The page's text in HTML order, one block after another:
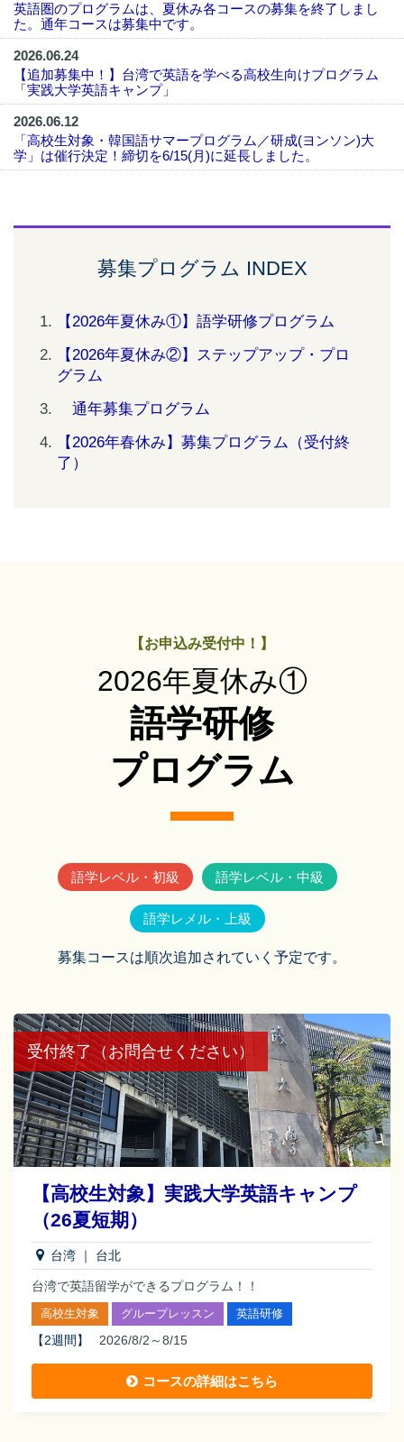
英語圏のプログラムは、夏休み各コースの募集を終了しまし
た。通年コースは募集中です。
2026.06.24
【追加募集中！】台湾で英語を学べる高校生向けプログラム
「実践大学英語キャンプ」
2026.06.12
「高校生対象・韓国語サマープログラム／研成(ヨンソン)大
学」は催行決定！締切を6/15(月)に延長しました。
募集プログラム INDEX
【2026年夏休み①】語学研修プログラム
【2026年夏休み②】ステップアップ・プロ
グラム
通年募集プログラム
【2026年春休み】募集プログラム（受付終
了）
【お申込み受付中！】
2026年夏休み①
語学研修
プログラム
語学レベル・初級 語学レベル・中級
語学レメル・上級
募集コースは順次追加されていく予定です。
受付終了（お問合せください）
【高校生対象】実践大学英語キャンプ
（26夏短期）
台湾｜ 台北
台湾で英語留学ができるプログラム！！
高校生対象 グループレッスン 英語研修
【2週間 】 2026/8/2～8/15
コースの詳細はこちら